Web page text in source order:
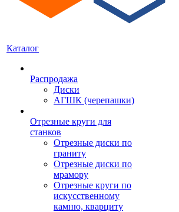
Каталог
Распродажа
Диски
АГШК (черепашки)
Отрезные круги для
станков
Отрезные диски по
граниту
Отрезные диски по
мрамору
Отрезные круги по
искусственному
камню, кварциту